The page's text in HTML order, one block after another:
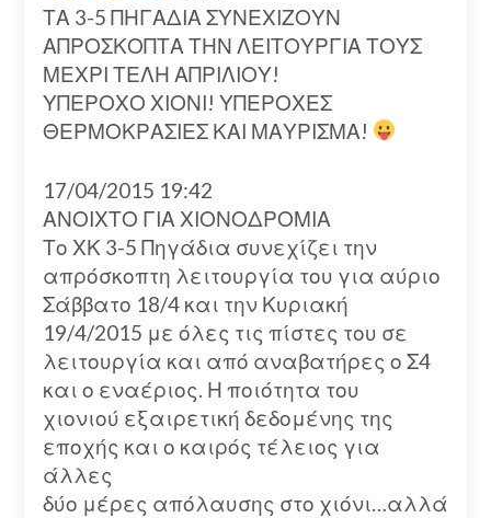
ΤΑ 3-5 ΠΗΓΑΔΙΑ ΣΥΝΕΧΙΖΟΥΝ
ΑΠΡΟΣΚΟΠΤΑ ΤΗΝ ΛΕΙΤΟΥΡΓΙΑ ΤΟΥΣ
ΜΕΧΡΙ ΤΕΛΗ ΑΠΡΙΛΙΟΥ!
ΥΠΕΡΟΧΟ ΧΙΟΝΙ! ΥΠΕΡΟΧΕΣ
ΘΕΡΜΟΚΡΑΣΙΕΣ ΚΑΙ ΜΑΥΡΙΣΜΑ!
17/04/2015 19:42
ΑΝΟΙΧΤΟ ΓΙΑ ΧΙΟΝΟΔΡΟΜΙΑ
Το ΧΚ 3-5 Πηγάδια συνεχίζει την
απρόσκοπτη λειτουργία του για αύριο
Σάββατο 18/4 και την Κυριακή
19/4/2015 με όλες τις πίστες του σε
λειτουργία και από αναβατήρες ο Σ4
και ο εναέριος. Η ποιότητα του
χιονιού εξαιρετική δεδομένης της
εποχής και ο καιρός τέλειος για
άλλες
δύο μέρες απόλαυσης στο χιόνι…αλλά